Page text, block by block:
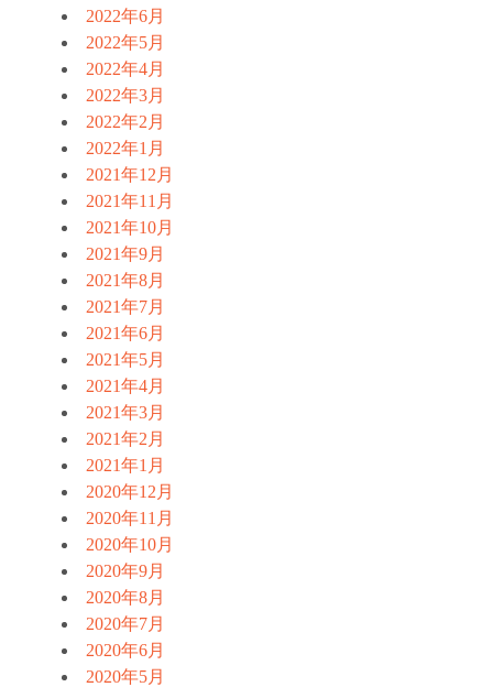
2022年6月
2022年5月
2022年4月
2022年3月
2022年2月
2022年1月
2021年12月
2021年11月
2021年10月
2021年9月
2021年8月
2021年7月
2021年6月
2021年5月
2021年4月
2021年3月
2021年2月
2021年1月
2020年12月
2020年11月
2020年10月
2020年9月
2020年8月
2020年7月
2020年6月
2020年5月